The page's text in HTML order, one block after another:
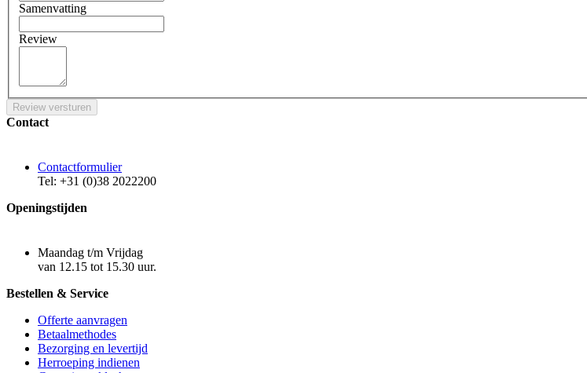
Samenvatting
Review
Review versturen
Contact
Contactformulier
Tel: +31 (0)38 2022200
Openingstijden
Maandag t/m Vrijdag
van 12.15 tot 15.30 uur.
Bestellen & Service
Offerte aanvragen
Betaalmethodes
Bezorging en levertijd
Herroeping indienen